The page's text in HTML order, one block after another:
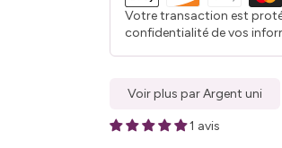
Votre transaction est
confidentialité de vos
Voir plus par Argent uni
1 avis